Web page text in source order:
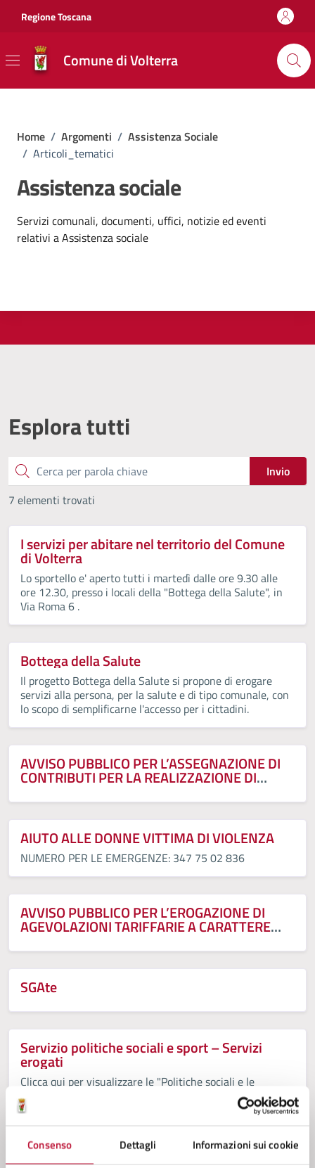
Consenso Dettagli Informazioni sui cookie
Regione Toscana
Comune di Volterra
Home / Argomenti / Assistenza Sociale
/ Articoli_tematici
Assistenza sociale
Dettagli dell'argomento
Servizi comunali, documenti, uffici, notizie ed eventi
relativi a Assistenza sociale
Esplora tutti
Cerca
Invio
7 elementi trovati
I servizi per abitare nel territorio del Comune
di Volterra
Lo sportello e' aperto tutti i martedì dalle ore 9.30 alle
ore 12.30, presso i locali della "Bottega della Salute", in
Via Roma 6 .
Bottega della Salute
Il progetto Bottega della Salute si propone di erogare
servizi alla persona, per la salute e di tipo comunale, con
lo scopo di semplificarne l'accesso per i cittadini.
AVVISO PUBBLICO PER L’ASSEGNAZIONE DI
CONTRIBUTI PER LA REALIZZAZIONE DI
A SOSTEGNO DELLE FAMIGLIE RESIDENTI
NEL TERRITORIO DEL COMUNE DI VOLTERRA.
AIUTO ALLE DONNE VITTIMA DI VIOLENZA
NUMERO PER LE EMERGENZE: 347 75 02 836
AVVISO PUBBLICO PER L’EROGAZIONE DI
AGEVOLAZIONI TARIFFARIE A CARATTERE
SERVIZIO IDRICO INTEGRATO – CONFERENZA
TERRITORIALE N. 5 “TOSCANA COSTA”
BONUS INTEGRATIVO ANNO 2024
SGAte
Servizio politiche sociali e sport – Servizi
erogati
Clicca qui per visualizzare le "Politiche sociali e le
Politiche abitative promosse dal Comune di Volterra"